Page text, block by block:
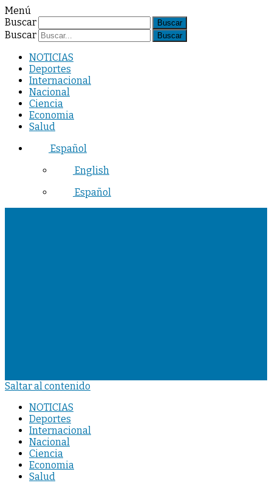
Menú
Buscar
Buscar
NOTICIAS
Deportes
Internacional
Nacional
Ciencia
Economia
Salud
Español
English
Español
Saltar al contenido
NOTICIAS
Deportes
Internacional
Nacional
Ciencia
Economia
Salud